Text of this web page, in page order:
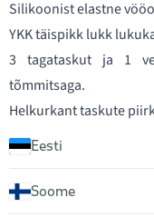
Silikoonist elastne
YKK täispikk lukk
3 tagataskut ja 1
tõmmitsaga.
Helkurkant taskute
Eesti
Soome